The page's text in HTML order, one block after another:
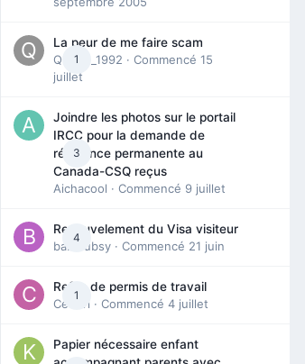
1
La peur de me faire scam
Queen_1992 · Commencé 15
juillet
3
Joindre les photos sur le portail
IRCC pour la demande de
résidence permanente au
Canada-CSQ reçus
Aichacool · Commencé 9 juillet
4
Renouvelement du Visa visiteur
babibubsy · Commencé 21 juin
1
Refus de permis de travail
Cedbri · Commencé 4 juillet
Papier nécessaire enfant